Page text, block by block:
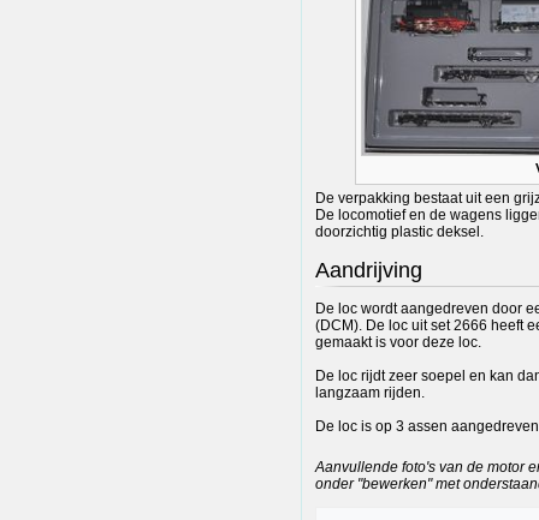
De verpakking bestaat uit een
De locomotief en de wagens
doorzichtig plastic deksel.
Aandrijving
De loc wordt aangedreven door
(DCM). De loc uit set 2666 heeft
gemaakt is voor deze loc.
De loc rijdt zeer soepel en kan
langzaam rijden.
De loc is op 3 assen
Aanvullende foto's van de motor
onder "bewerken" met